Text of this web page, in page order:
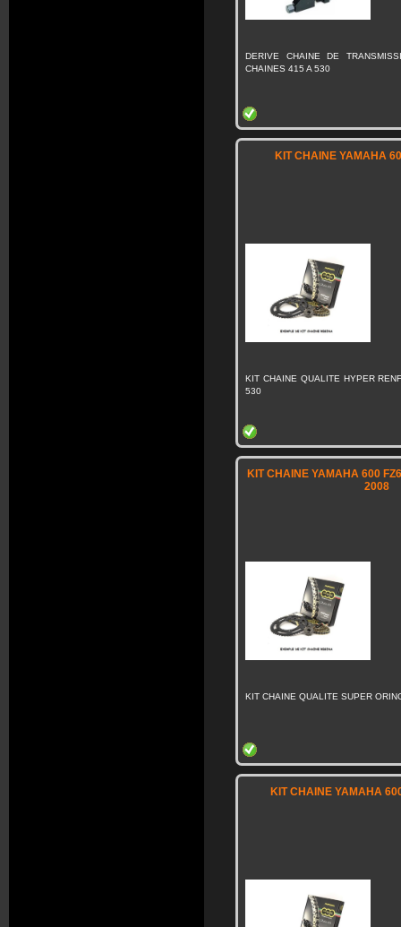
DERIVE CHAINE DE
CHAINES 415 A 530
KIT CHAINE YAMAHA
KIT CHAINE QUALITE HYPER
530
KIT CHAINE YAMAHA 600
2008
KIT CHAINE QUALITE SUPER
KIT CHAINE YAMAHA